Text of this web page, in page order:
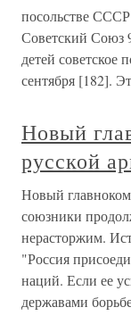
посольстве
Советский Союз
детей советское
сентября [182].
Новый
русской
Новый
союзники
нерасторжим.
"Россия
наций. Если ее
державами